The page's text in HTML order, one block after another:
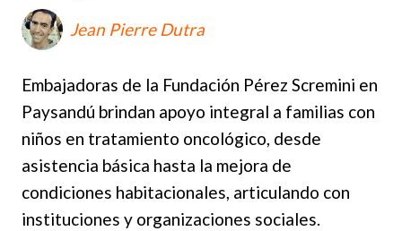
Embajadoras de la Fundación Pérez Scremini en
Paysandú brindan apoyo integral a familias con
niños en tratamiento oncológico, desde
asistencia básica hasta la mejora de
condiciones habitacionales, articulando con
instituciones y organizaciones sociales.
Jean Pierre Dutra